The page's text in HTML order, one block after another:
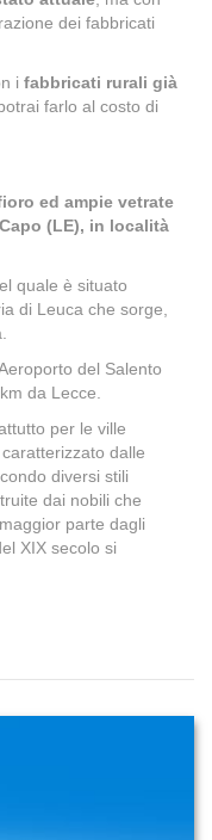
dei fabbricati
i fabbricati rurali già
farlo al costo di
ed ampie vetrate
(LE), in località
quale è situato
di Leuca che sorge,
del Salento
da Lecce.
per le ville
dalle
diversi stili
dai nobili che
parte dagli
XIX secolo si